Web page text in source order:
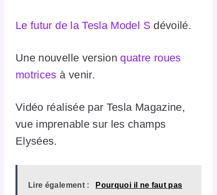
Le futur de la Tesla Model S dévoilé.
Une nouvelle version quatre roues
motrices à venir.
Vidéo réalisée par Tesla Magazine,
vue imprenable sur les champs
Elysées.
Lire également : Pourquoi il ne faut pas